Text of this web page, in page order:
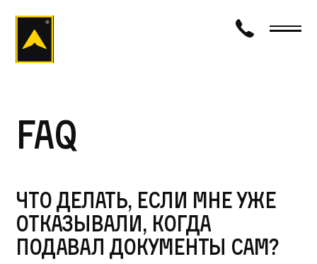
FAQ
Что делать, если мне уже
отказывали, когда
подавал документы сам?